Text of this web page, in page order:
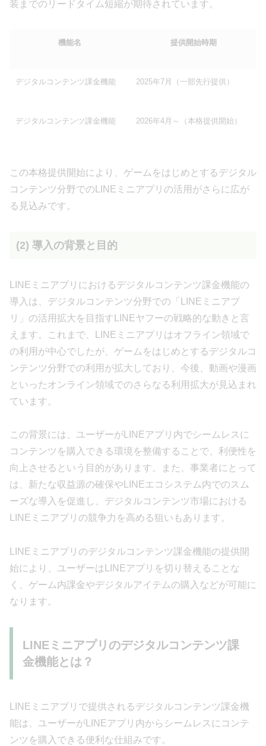
装までのリードタイム短縮が期待されています。
機能名 提供開始時期
デジタルコンテンツ課金機能 2025年7月（一部先行提供）
デジタルコンテンツ課金機能 2026年4月～（本格提供開始）
この本格提供開始により、ゲームをはじめとするデジタル
コンテンツ分野でのLINEミニアプリの活用がさらに広が
る見込みです。
(2) 導入の背景と目的
LINEミニアプリにおけるデジタルコンテンツ課金機能の
導入は、デジタルコンテンツ分野での「LINEミニアプ
リ」の活用拡大を目指すLINEヤフーの戦略的な動きと言
えます。これまで、LINEミニアプリはオフライン領域で
の利用が中心でしたが、ゲームをはじめとするデジタルコ
ンテンツ分野での利用が拡大しており、今後、動画や漫画
といったオンライン領域でのさらなる利用拡大が見込まれ
ています。
この背景には、ユーザーがLINEアプリ内でシームレスに
コンテンツを購入できる環境を整備することで、利便性を
向上させるという目的があります。また、事業者にとって
は、新たな収益源の確保やLINEエコシステム内でのスム
ーズな導入を促進し、デジタルコンテンツ市場における
LINEミニアプリの競争力を高める狙いもあります。
LINEミニアプリのデジタルコンテンツ課金機能の提供開
始により、ユーザーはLINEアプリを切り替えることな
く、ゲーム内課金やデジタルアイテムの購入などが可能に
なります。
LINEミニアプリのデジタルコンテンツ課
金機能とは？
LINEミニアプリで提供されるデジタルコンテンツ課金機
能は、ユーザーがLINEアプリ内からシームレスにコンテ
ンツを購入できる便利な仕組みです。